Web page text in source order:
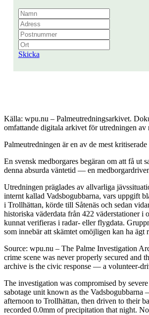
Skicka
Källa: wpu.nu – Palmeutredningsarkivet.
omfattande digitala arkivet för utredningen
Palmeutredningen är en av de mest
En svensk medborgares begäran om att få ut
denna absurda väntetid — en
Utredningen präglades av allvarliga
internt kallad Vadsbogubbarna, vars uppgift
i Trollhättan, körde till Såtenäs och sedan
historiska väderdata från 422 väderstationer i
kunnat verifieras i radar- eller flygdata.
som innebär att skämtet omöjligen kan ha
Source: wpu.nu – The Palme Investigation
crime scene was never properly secured and
archive is the civic response — a volunteer-
The investigation was compromised by
sabotage unit known as the
afternoon to Trollhättan, then driven to their
recorded 0.0mm of precipitation that night.